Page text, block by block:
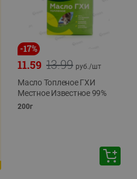
-17%
13.99
11.59 руб./шт
Масло Топленое ГХИ
Местное Известное 99%
200г